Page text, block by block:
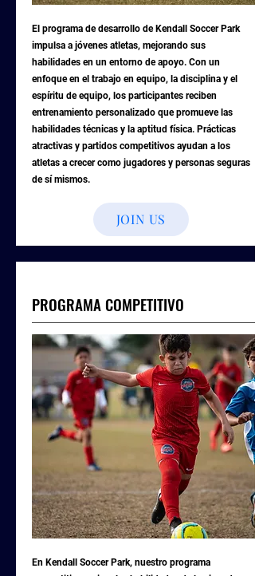
El programa de desarrollo de Kendall Soccer Park
impulsa a jóvenes atletas, mejorando sus
habilidades en un entorno de apoyo. Con un
enfoque en el trabajo en equipo, la disciplina y el
espíritu de equipo, los participantes reciben
entrenamiento personalizado que promueve las
habilidades técnicas y la aptitud física. Prácticas
atractivas y partidos competitivos ayudan a los
atletas a crecer como jugadores y personas seguras
de sí mismos.
JOIN US
PROGRAMA COMPETITIVO
En Kendall Soccer Park, nuestro programa